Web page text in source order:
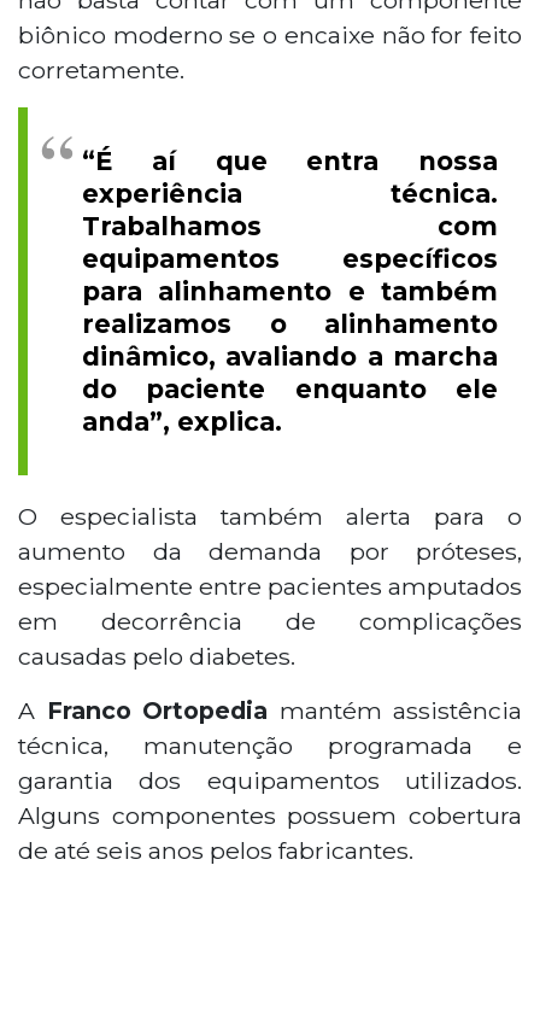
biônico moderno se o encaixe não for feito
corretamente.
“É aí que entra nossa
experiência técnica.
Trabalhamos com
equipamentos específicos
para alinhamento e também
realizamos o alinhamento
dinâmico, avaliando a marcha
do paciente enquanto ele
anda”, explica.
O especialista também alerta para o
aumento da demanda por próteses,
especialmente entre pacientes amputados
em decorrência de complicações
causadas pelo diabetes.
A Franco Ortopedia mantém assistência
técnica, manutenção programada e
garantia dos equipamentos utilizados.
Alguns componentes possuem cobertura
de até seis anos pelos fabricantes.